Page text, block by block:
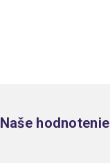
Naše hodnotenie